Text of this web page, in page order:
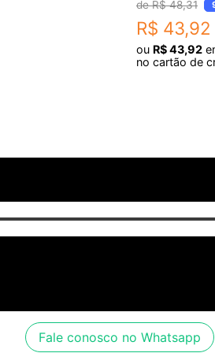
R$ 48,31
R$ 43,92
ou R$43,92
no cartão de
Fale conosco no Whatsapp